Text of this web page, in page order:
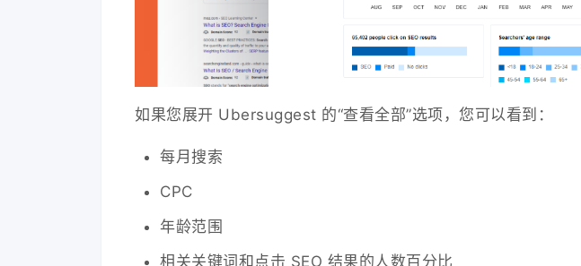
如果您展开 Ubersuggest 的“查看全部”选项，您可以看到：
每月搜索
CPC
年龄范围
相关关键词和点击 SEO 结果的人数百分比